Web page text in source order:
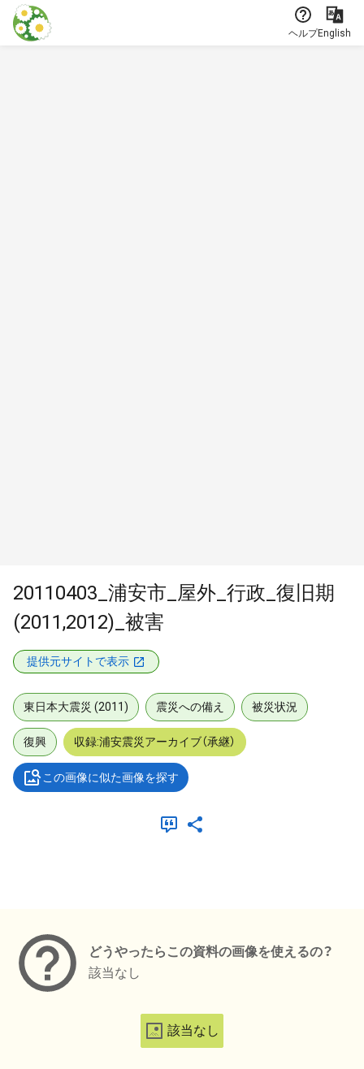
本文に飛ぶ
ヘルプEnglish
20110403_浦安市_屋外_行政_復旧期
(2011,2012)_被害
提供元サイトで表示
東日本大震災 (2011) 震災への備え 被災状況
復興 収録:浦安震災アーカイブ（承継）
この画像に似た画像を探す
どうやったらこの資料の画像を使えるの？
該当なし
該当なし